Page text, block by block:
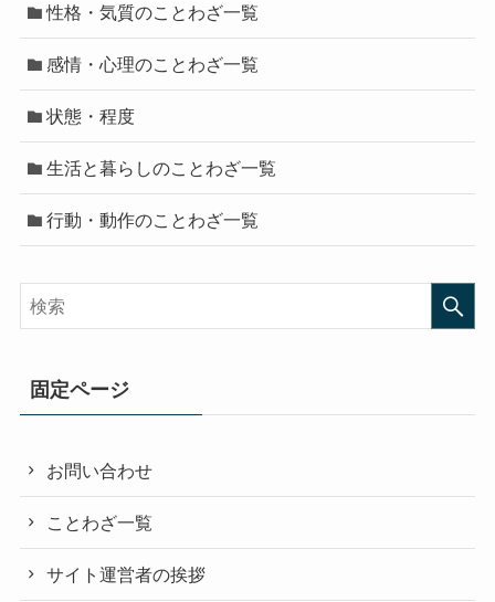
性格・気質のことわざ一覧
感情・心理のことわざ一覧
状態・程度
生活と暮らしのことわざ一覧
行動・動作のことわざ一覧
固定ページ
お問い合わせ
ことわざ一覧
サイト運営者の挨拶